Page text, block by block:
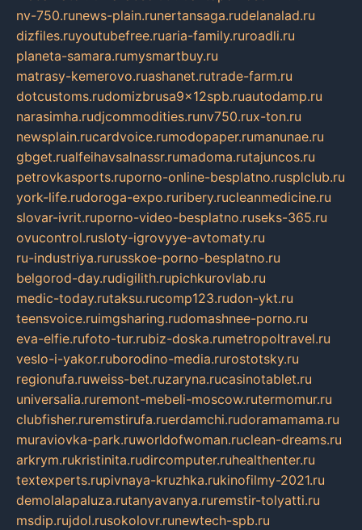
nv-750.runews-plain.runertansaga.rudelanalad.ru
dizfiles.ruyoutubefree.ruaria-family.ruroadli.ru
planeta-samara.rumysmartbuy.ru
matrasy-kemerovo.ruashanet.rutrade-farm.ru
dotcustoms.rudomizbrusa9x12spb.ruautodamp.ru
narasimha.rudjcommodities.runv750.rux-ton.ru
newsplain.rucardvoice.rumodopaper.rumanunae.ru
gbget.rualfeihavsalnassr.rumadoma.rutajuncos.ru
petrovkasports.ruporno-online-besplatno.rusplclub.ru
york-life.rudoroga-expo.ruribery.rucleanmedicine.ru
slovar-ivrit.ruporno-video-besplatno.ruseks-365.ru
ovucontrol.rusloty-igrovyye-avtomaty.ru
ru-industriya.rurusskoe-porno-besplatno.ru
belgorod-day.rudigilith.rupichkurovlab.ru
medic-today.rutaksu.rucomp123.rudon-ykt.ru
teensvoice.ruimgsharing.rudomashnee-porno.ru
eva-elfie.rufoto-tur.rubiz-doska.rumetropoltravel.ru
veslo-i-yakor.ruborodino-media.rurostotsky.ru
regionufa.ruweiss-bet.ruzaryna.rucasinotablet.ru
universalia.ruremont-mebeli-moscow.rutermomur.ru
clubfisher.ruremstirufa.ruerdamchi.rudoramamama.ru
muraviovka-park.ruworldofwoman.ruclean-dreams.ru
arkrym.rukristinita.rudircomputer.ruhealthenter.ru
textexperts.rupivnaya-kruzhka.rukinofilmy-2021.ru
demolalapaluza.rutanyavanya.ruremstir-tolyatti.ru
msdip.rujdol.rusokolovr.runewtech-spb.ru